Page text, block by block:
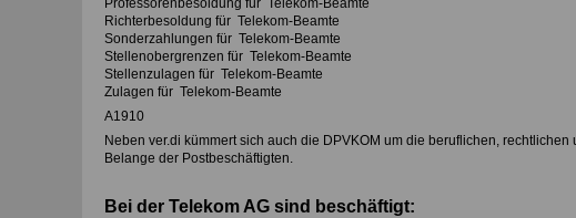
Professorenbesoldung für Telekom-Beamte
Richterbesoldung für Telekom-Beamte
Sonderzahlungen für Telekom-Beamte
Stellenobergrenzen für Telekom-Beamte
Stellenzulagen für Telekom-Beamte
Zulagen für Telekom-Beamte
A1910
Neben ver.di kümmert sich auch die DPVKOM um die beruflichen, rechtlichen
Belange der Postbeschäftigten.
Bei der Telekom AG sind beschäftigt: